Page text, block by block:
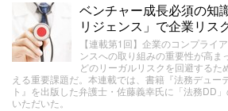
ベンチャー成長必須の知
リジェンス」で企業リス
【連載第1回】企業のコンプライ
ンスへの取り組みの重要性が高ま
どのリーガルリスクを回避するた
える重要課題だ。本連載では、書籍『法務デュー
ト』を出版した弁護士・佐藤義幸氏に「法務DD
いただいた。